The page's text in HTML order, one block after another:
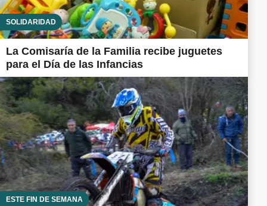
SOLIDARIDAD
La Comisaría de la Familia recibe juguetes
para el Día de las Infancias
ESTE FIN DE SEMANA